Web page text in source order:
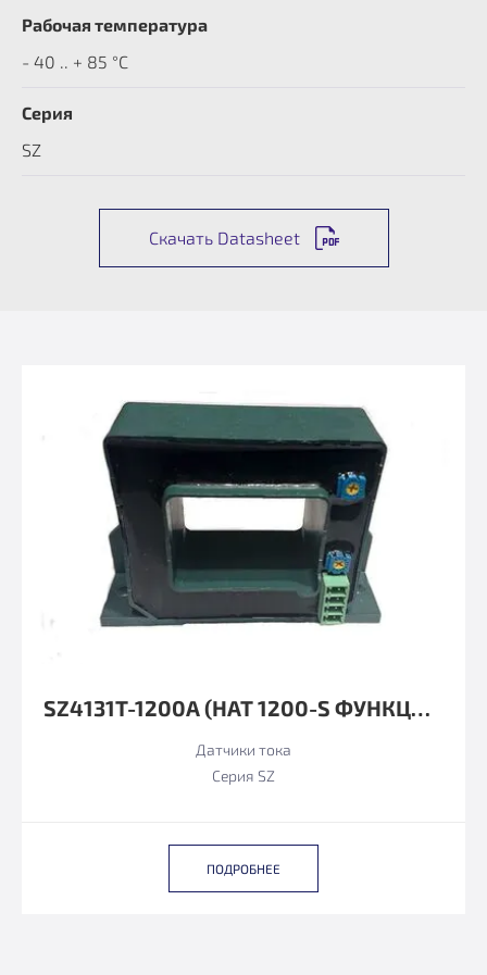
Рабочая температура
- 40 .. + 85 °C
Серия
SZ
Скачать Datasheet
SZ4131T-1200А (HAT 1200-S ФУНКЦИОНАЛЬНЫЙ АНАЛОГ)
Датчики тока
Серия SZ
ПОДРОБНЕЕ